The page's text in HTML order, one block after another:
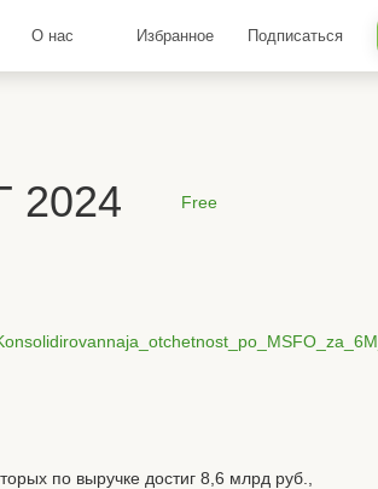
О нас Избранное Подписаться
2024 Free
по выручке достиг 8,6 млрд руб.,